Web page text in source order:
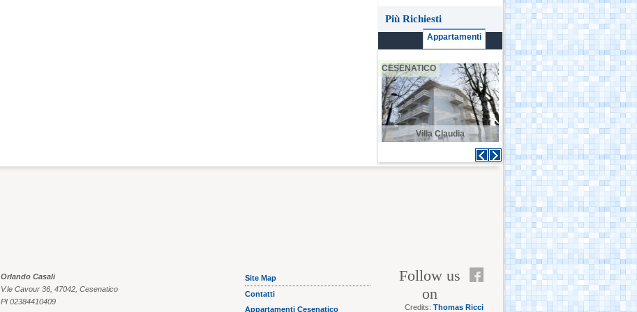
Più Richiesti
Appartamenti
Villa Claudia
CESENATICO
Casa Menotti
CESENATICO
Orlando Casali
V.le Cavour 36, 47042, Cesenatico
PI 02384410409
Site Map
Contatti
Appartamenti Cesenatico
Follow us
on
Credits: Thomas Ricci